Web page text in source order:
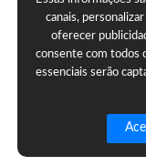
canais,
oferecer
consente com todos
essenciais serão